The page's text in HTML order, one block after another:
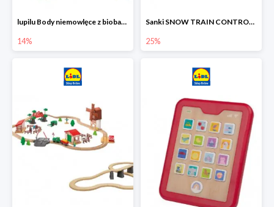
lupilu Body niemowlęce z biobawełny
14%
Sanki SNOW TRAIN CONTROL -25%
25%